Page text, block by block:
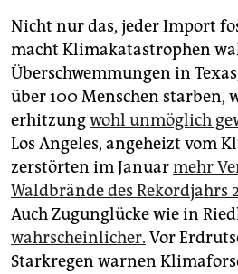
Nicht nur das, jeder Import
macht Klimakatastrophen
Überschwemmungen in
über 100 Menschen starben,
erhitzungwohl unmöglich
Los Angeles, angeheizt vom
zerstörten im Januarmehr
Waldbrände des Rekordjahrs
Auch Zugunglücke wie in
wahrscheinlicher. Vor
Starkregen warnen